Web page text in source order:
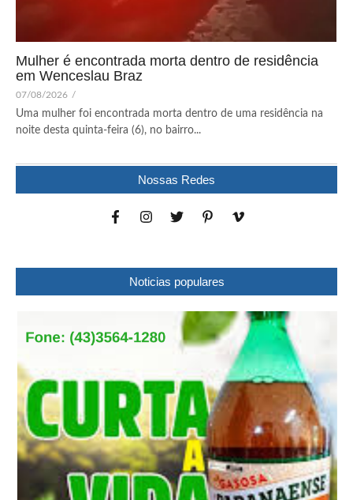
Mulher é encontrada morta dentro de residência
em Wenceslau Braz
07/08/2026 /
Uma mulher foi encontrada morta dentro de uma residência na
noite desta quinta-feira (6), no bairro...
Nossas Redes
Noticias populares